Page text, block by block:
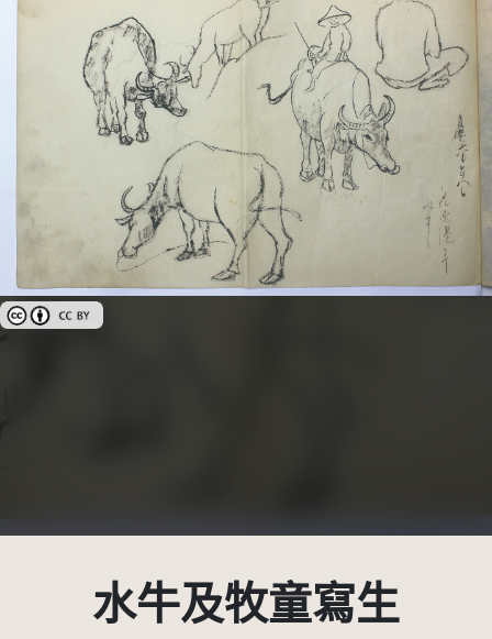
創用CC姓名標示 3.0 台灣及其後版本(CC BY 3.0 TW +)
水牛及牧童寫生